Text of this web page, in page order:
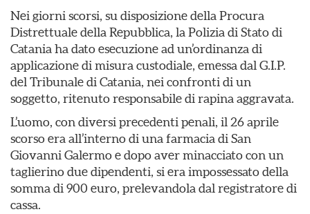
Nei giorni scorsi, su disposizione della Procura
Distrettuale della Repubblica, la Polizia di Stato di
Catania ha dato esecuzione ad un’ordinanza di
applicazione di misura custodiale, emessa dal G.I.P.
del Tribunale di Catania, nei confronti di un
soggetto, ritenuto responsabile di rapina aggravata.
L’uomo, con diversi precedenti penali, il 26 aprile
scorso era all’interno di una farmacia di San
Giovanni Galermo e dopo aver minacciato con un
taglierino due dipendenti, si era impossessato della
somma di 900 euro, prelevandola dal registratore di
cassa.